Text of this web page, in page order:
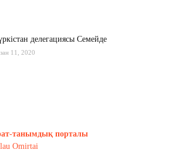
делегациясы Семейде
11, 2020
танымдық порталы
Omirtai